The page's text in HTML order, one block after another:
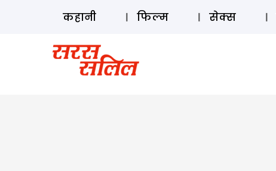
कहानी फिल्म सेक्स